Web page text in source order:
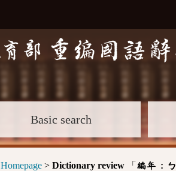
Basic search
Homepage > Dictionary review 「 編年 :